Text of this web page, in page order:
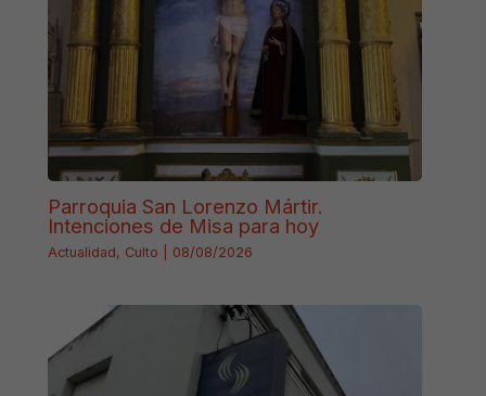
Parroquia San Lorenzo Mártir.
Intenciones de Misa para hoy
Actualidad, Culto 08/08/2026